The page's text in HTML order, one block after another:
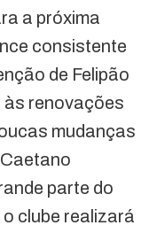
a próxima
consistente
de Felipão
às renovações
mudanças
parte do
clube realizará